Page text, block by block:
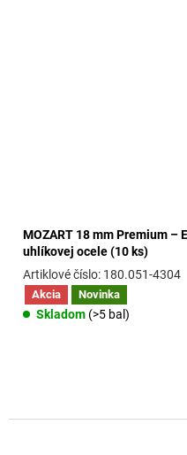
MOZART 18 mm Premium –
uhlíkovej ocele (10 ks)
Akcia Novinka
Skladom (>5 bal)
180.051-4304